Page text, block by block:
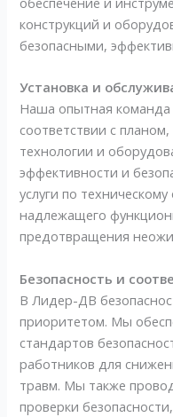
конструкций и
безопасными,
Установка и
Наша опытная команда
соответствии с
технологии и
эффективности и
услуги по
надлежащего
предотвращения
Безопасность и
В Лидер-ДВ
приоритетом. Мы
стандартов
работников для
травм. Мы также
проверки